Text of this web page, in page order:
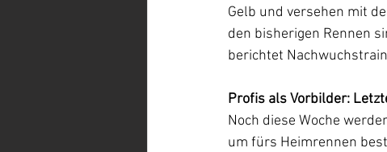
Gelb und versehen mit
den bisherigen Rennen
berichtet
Profis als Vorbilder:
Noch diese Woche
um fürs Heimrennen